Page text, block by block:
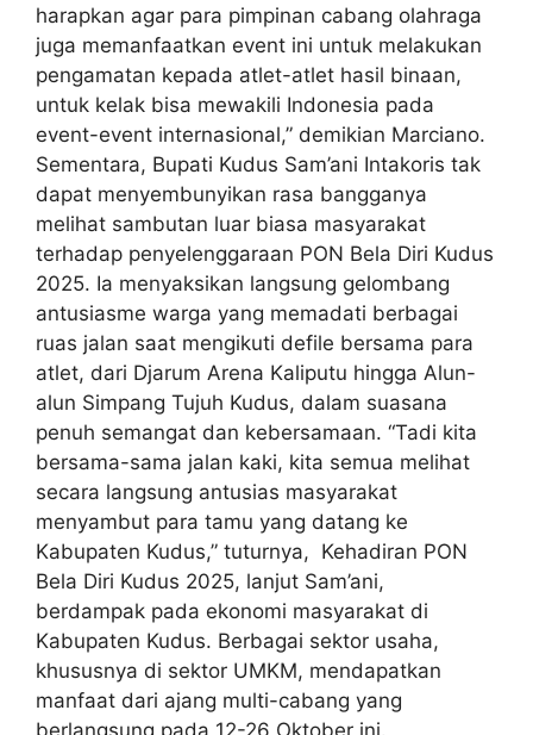
harapkan agar para pimpinan cabang olahraga
juga memanfaatkan event ini untuk melakukan
pengamatan kepada atlet-atlet hasil binaan,
untuk kelak bisa mewakili Indonesia pada
event-event internasional,” demikian Marciano.
Sementara, Bupati Kudus Sam’ani Intakoris tak
dapat menyembunyikan rasa bangganya
melihat sambutan luar biasa masyarakat
terhadap penyelenggaraan PON Bela Diri Kudus
2025. Ia menyaksikan langsung gelombang
antusiasme warga yang memadati berbagai
ruas jalan saat mengikuti defile bersama para
atlet, dari Djarum Arena Kaliputu hingga Alun-
alun Simpang Tujuh Kudus, dalam suasana
penuh semangat dan kebersamaan. “Tadi kita
bersama-sama jalan kaki, kita semua melihat
secara langsung antusias masyarakat
menyambut para tamu yang datang ke
Kabupaten Kudus,” tuturnya, Kehadiran PON
Bela Diri Kudus 2025, lanjut Sam’ani,
berdampak pada ekonomi masyarakat di
Kabupaten Kudus. Berbagai sektor usaha,
khususnya di sektor UMKM, mendapatkan
manfaat dari ajang multi-cabang yang